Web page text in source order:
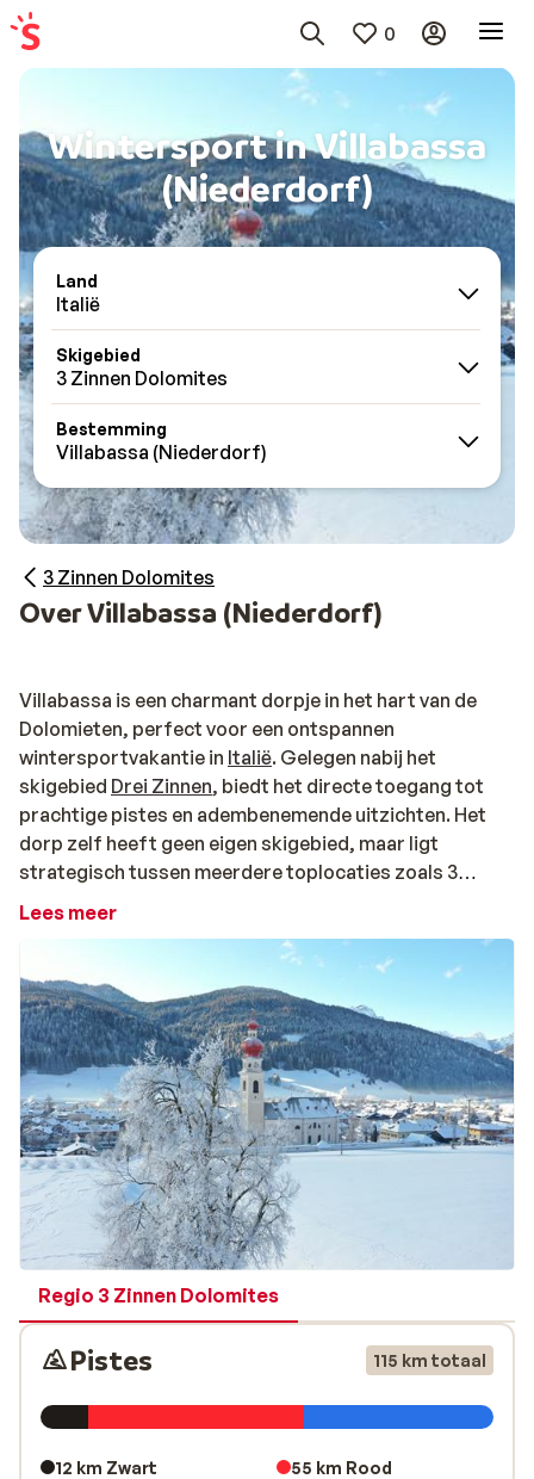
0
Wintersport in Villabassa
(Niederdorf)
Land
Italië
Skigebied
3 Zinnen Dolomites
Bestemming
Villabassa (Niederdorf)
3 Zinnen Dolomites
Over Villabassa (Niederdorf)
Villabassa is een charmant dorpje in het hart van de
Dolomieten, perfect voor een ontspannen
wintersportvakantie in Italië. Gelegen nabij het
skigebied Drei Zinnen, biedt het directe toegang tot
prachtige pistes en adembenemende uitzichten. Het
dorp zelf heeft geen eigen skigebied, maar ligt
strategisch tussen meerdere toplocaties zoals 3
Zinnen Dolomites, Kronplatz en Cortina d’Ampezzo.
Het dorp heeft een knusse sfeer met gezellige
restaurants, cafés en winkels. Na een dag op de ski's
kun je ontspannen in een van de après-ski bars.
Langlaufers en wandelaars kunnen de schilderachtige
loipes en winterwandelpaden ontdekken. Villabassa is
een ideale uitvalsbasis voor een veelzijdige
wintersportervaring in de Dolomieten!
Lees meer
Regio 3 Zinnen Dolomites
Pistes 115 km totaal
12 km Zwart
55 km Rood